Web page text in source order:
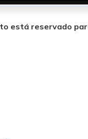
está reservado